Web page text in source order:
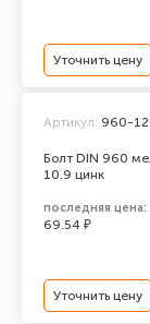
Уточнить цену
Болт DIN 960
10.9 цинк
Артикул: 960-
последняя цена:
69.54 ₽
Уточнить цену